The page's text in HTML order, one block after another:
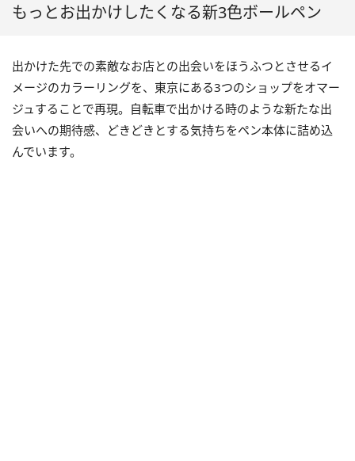
もっとお出かけしたくなる新3色ボールペン
出かけた先での素敵なお店との出会いをほうふつとさせるイ
メージのカラーリングを、東京にある3つのショップをオマー
ジュすることで再現。自転車で出かける時のような新たな出
会いへの期待感、どきどきとする気持ちをペン本体に詰め込
んでいます。